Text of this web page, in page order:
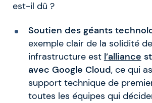
est-il dû ?
Soutien des géants
exemple clair de la solidité
infrastructure est l’alliance
avec Google Cloud, ce qui
support technique de
toutes les équipes qui